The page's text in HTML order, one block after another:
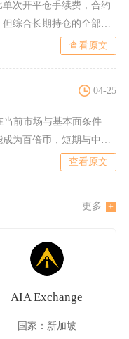
单次开平仓手续费，合约
综合长期持仓的全部隐
查看原文
04-25
当前市场与基本面条件
为百倍币，短期与中长
查看原文
更多
AIA Exchange
国家：新加坡